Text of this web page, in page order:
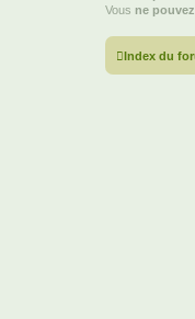
Vous ne
Index du